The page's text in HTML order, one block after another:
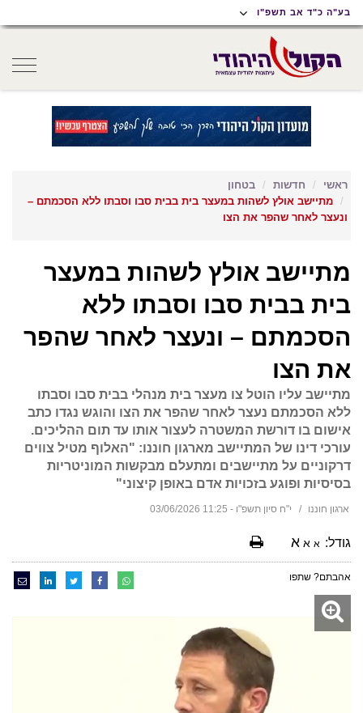
תפריט
נגישות
תפריט
ראשי
תוכן
ראשי
בע"ה כ"ד אב תשפ"ו
ראשי חדשות
בטחון
מתיישב אולץ לשהות במעצר בית בבית סבו וסבתו ללא הסכמתם –
ונעצר לאחר שהפר את הצו
מתיישב אולץ לשהות במעצר
בית בבית סבו וסבתו ללא
הסכמתם – ונעצר לאחר שהפר
את הצו
מתיישב עליו הוטל צו מעצר בית מנהלי בבית סבו וסבתו
ללא הסכמתם נעצר לאחר שהפר את הצו והוגש נגדו כתב
אישום בו דורשת המשטרה לעצור אותו עד תום ההליכים.
עורכי דינו של המתיישב מארגון חוננו: "האלוף מטיל צווים
דרקוניים על מתיישבים ומתעלם מבקשות המוניטריות
בסיסיות ופוגע בזכויות אדם באופן קיצוני"
ארגון חוננו י"ח סיון תשפ"ו - 11:25 03/06/2026
גודל: א א א
אהבתם? שתפו